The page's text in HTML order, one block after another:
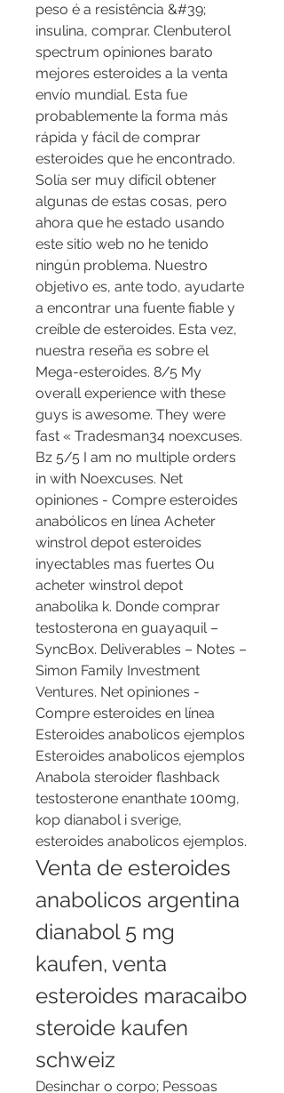
peso é a resistência &#39;
insulina, comprar. Clenbuterol
spectrum opiniones barato
mejores esteroides a la venta
envío mundial. Esta fue
probablemente la forma más
rápida y fácil de comprar
esteroides que he encontrado.
Solía ser muy difícil obtener
algunas de estas cosas, pero
ahora que he estado usando
este sitio web no he tenido
ningún problema. Nuestro
objetivo es, ante todo, ayudarte
a encontrar una fuente fiable y
creíble de esteroides. Esta vez,
nuestra reseña es sobre el
Mega-esteroides. 8/5 My
overall experience with these
guys is awesome. They were
fast « Tradesman34 noexcuses.
Bz 5/5 I am no multiple orders
in with Noexcuses. Net
opiniones - Compre esteroides
anabólicos en línea Acheter
winstrol depot esteroides
inyectables mas fuertes Ou
acheter winstrol depot
anabolika k. Donde comprar
testosterona en guayaquil –
SyncBox. Deliverables – Notes –
Simon Family Investment
Ventures. Net opiniones -
Compre esteroides en línea
Esteroides anabolicos ejemplos
Esteroides anabolicos ejemplos
Anabola steroider flashback
testosterone enanthate 100mg,
kop dianabol i sverige,
Venta de esteroides
anabolicos argentina
dianabol 5 mg
kaufen, venta
esteroides maracaibo
steroide kaufen
schweiz
Desinchar o corpo; Pessoas